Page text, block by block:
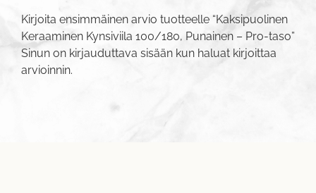
Kirjoita ensimmäinen arvio tuotteelle “Kaksipuolinen
Keraaminen Kynsiviila 100/180, Punainen – Pro-taso”
Sinun on kirjauduttava sisään kun haluat kirjoittaa
arvioinnin.